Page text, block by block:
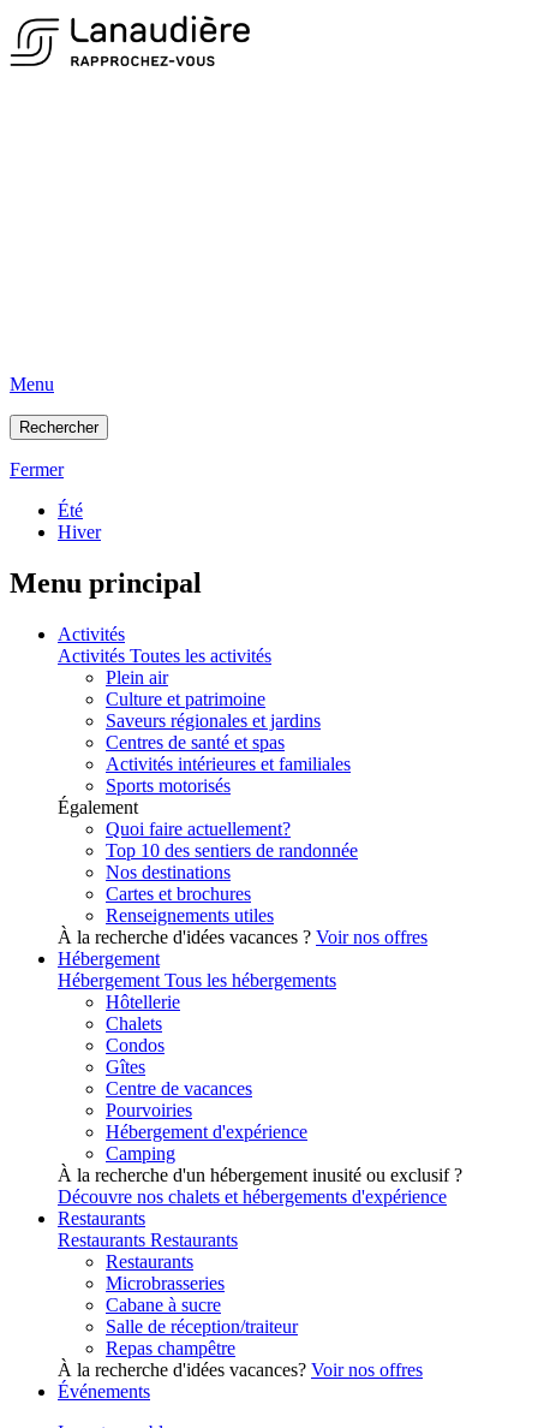
Menu
Rechercher
Fermer
Été
Hiver
Menu principal
Activités
Activités Toutes les activités
Plein air
Culture et patrimoine
Saveurs régionales et jardins
Centres de santé et spas
Activités intérieures et familiales
Sports motorisés
Également
Quoi faire actuellement?
Top 10 des sentiers de randonnée
Nos destinations
Cartes et brochures
Renseignements utiles
À la recherche d'idées vacances ? Voir nos offres
Hébergement
Hébergement Tous les hébergements
Hôtellerie
Chalets
Condos
Gîtes
Centre de vacances
Pourvoiries
Hébergement d'expérience
Camping
À la recherche d'un hébergement inusité ou exclusif ?
Découvre nos chalets et hébergements d'expérience
Restaurants
Restaurants Restaurants
Restaurants
Microbrasseries
Cabane à sucre
Salle de réception/traiteur
Repas champêtre
À la recherche d'idées vacances? Voir nos offres
Événements